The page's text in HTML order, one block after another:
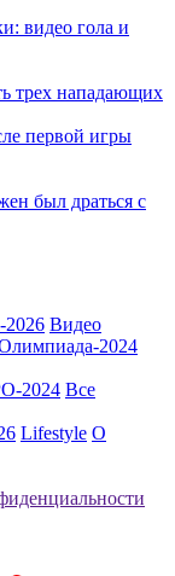
видео гола и
трех нападающих
первой игры
был драться с
Видео
2024
2024 Все
Lifestyle О